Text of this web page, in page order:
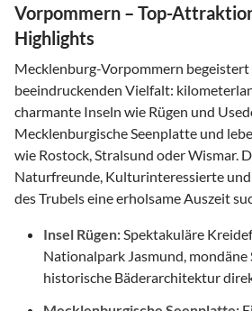
Vorpommern – Top-
Highlights
Mecklenburg-Vorpommern
beeindruckenden Vielfalt:
charmante Inseln wie Rügen und
Mecklenburgische Seenplatte und
wie Rostock, Stralsund oder Wismar.
Naturfreunde, Kulturinteressierte und
des Trubels eine erholsame Auszeit
Insel Rügen: Spektakuläre
Nationalpark Jasmund, mondäne
historische Bäderarchitektur